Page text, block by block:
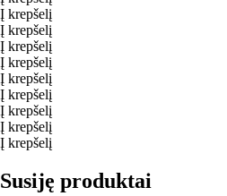
Į krepšelį
Į krepšelį
Į krepšelį
Į krepšelį
Į krepšelį
Į krepšelį
Į krepšelį
Į krepšelį
Į krepšelį
Susiję produktai